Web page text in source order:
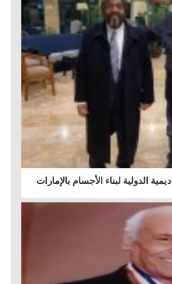
الدولية لبناء الأجسام بالإمارات